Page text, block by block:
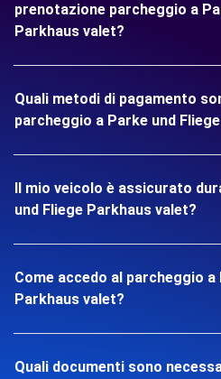
prenotazione parcheggio a
Parkhaus valet?
Quali metodi di pagamento
parcheggio a Parke und
Il mio veicolo è assicurato
und Fliege Parkhaus valet?
Come accedo al parcheggio a
Parkhaus valet?
Quali documenti sono